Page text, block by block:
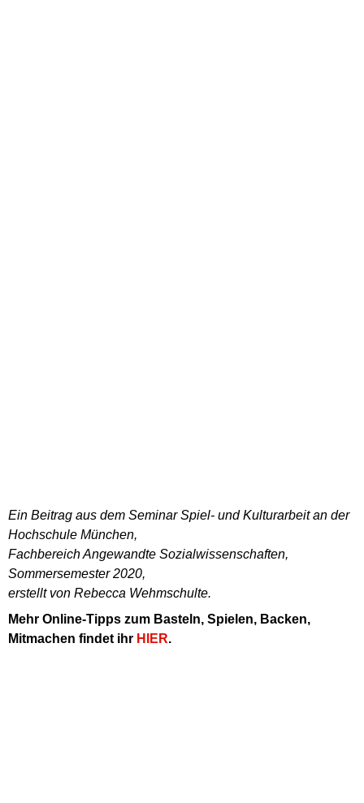
Ein Beitrag aus dem Seminar Spiel- und Kulturarbeit an der
Hochschule München,
Fachbereich Angewandte Sozialwissenschaften,
Sommersemester 2020,
erstellt von Rebecca Wehmschulte.
Mehr Online-Tipps zum Basteln, Spielen, Backen,
Mitmachen findet ihr HIER.